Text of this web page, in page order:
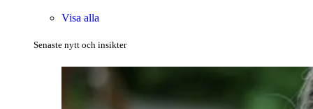
Visa alla
Senaste nytt och insikter